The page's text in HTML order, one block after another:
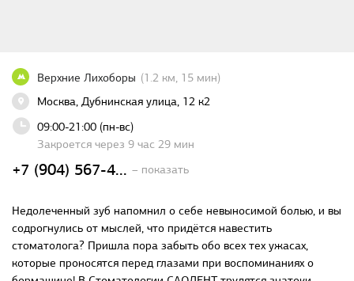
Верхние Лихоборы (1.2 км, 15 мин)
Москва, Дубнинская улица, 12 к2
09:00-21:00 (пн-вс)
Закроется через 9 час 29 мин
+7 (904) 567-4... – показать
Недолеченный зуб напомнил о себе невыносимой болью, и вы
содрогнулись от мыслей, что придётся навестить
стоматолога? Пришла пора забыть обо всех тех ужасах,
которые проносятся перед глазами при воспоминаниях о